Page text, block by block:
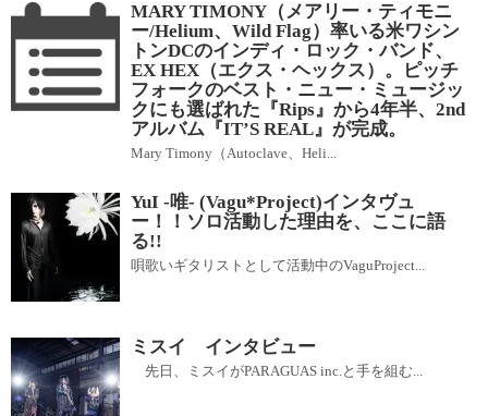
MARY TIMONY（メアリー・ティモニ
ー/Helium、Wild Flag）率いる米ワシン
トンDCのインディ・ロック・バンド、
EX HEX（エクス・ヘックス）。ピッチ
フォークのベスト・ニュー・ミュージッ
クにも選ばれた『Rips』から4年半、2nd
アルバム『IT’S REAL』が完成。
Mary Timony（Autoclave、Heli...
YuI -唯- (Vagu*Project)インタヴュ
ー！！ソロ活動した理由を、ここに語
る!!
唄歌いギタリストとして活動中のVaguProject...
ミスイ インタビュー
先日、ミスイがPARAGUAS inc.と手を組む...